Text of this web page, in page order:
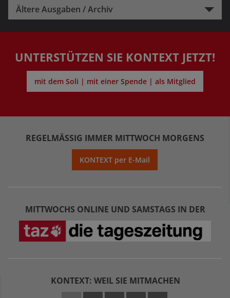
Ältere Ausgaben / Archiv
UNTERSTÜTZEN SIE KONTEXT JETZT!
mit dem Soli | mit einer Spende | als Mitglied
REGELMÄSSIG IMMER MITTWOCH MORGENS
KONTEXT per E-Mail
MITTWOCHS ONLINE UND SAMSTAGS IN DER
KONTEXT: WEIL SIE MITMACHEN